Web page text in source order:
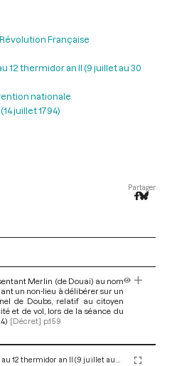
Française
12 thermidor an II (9 juillet au 30
nationale
juillet 1794)
Partager
Merlin (de Douai) au nom
un non-lieu à délibérer sur un
de Doubs, relatif au citoyen
et de vol, lors de la séance du
[Décret] p.159